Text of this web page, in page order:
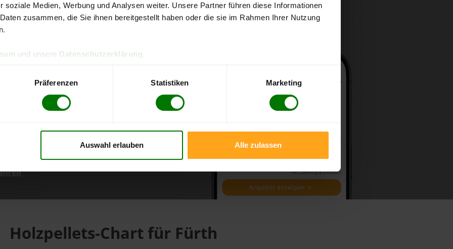
soziale Medien, Werbung und Analysen weiter. Unsere Partner führen diese Informationen
zusammen, die Sie ihnen bereitgestellt haben oder die sie im Rahmen Ihrer Nutzung
und unsere Datenschutzerklärung
Präferenzen Statistiken Marketing
Auswahl erlauben Alle zulassen
kostenlose
direkt online bestellen
aktuellen Stand
Holzpellets-Chart für Fürth